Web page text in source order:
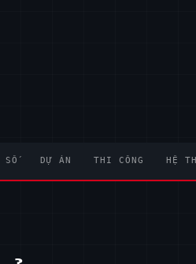
SỐ DỰ ÁN THI CÔNG HỆ